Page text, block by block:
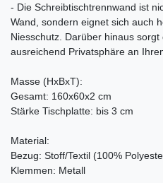
- Die Schreibtischtrennwand ist
Wand, sondern eignet sich auch
Niesschutz. Darüber hinaus
ausreichend Privatsphäre an
Masse (HxBxT):
Gesamt: 160x60x2 cm
Stärke Tischplatte: bis 3 cm
Material:
Bezug: Stoff/Textil (100%
Klemmen: Metall